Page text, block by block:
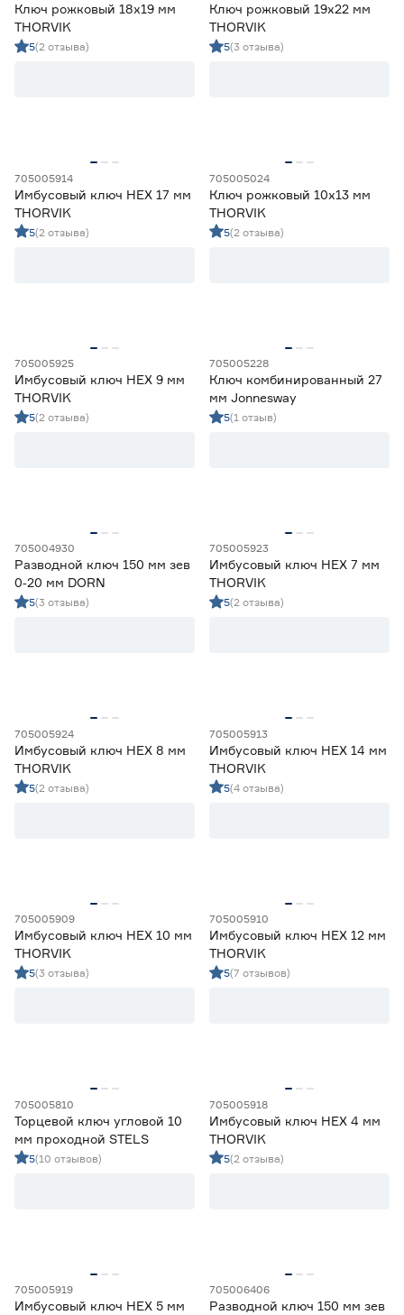
Ключ рожковый 18х19 мм
THORVIK
5(2 отзыва)
Ключ рожковый 19х22 мм
THORVIK
5(3 отзыва)
705005914
Имбусовый ключ HEX 17 мм
THORVIK
5(2 отзыва)
705005024
Ключ рожковый 10х13 мм
THORVIK
5(2 отзыва)
705005925
Имбусовый ключ HEX 9 мм
THORVIK
5(2 отзыва)
705005228
Ключ комбинированный 27
мм Jonnesway
5(1 отзыв)
705004930
Разводной ключ 150 мм зев
0‑20 мм DORN
5(3 отзыва)
705005923
Имбусовый ключ HEX 7 мм
THORVIK
5(2 отзыва)
705005924
Имбусовый ключ HEX 8 мм
THORVIK
5(2 отзыва)
705005913
Имбусовый ключ HEX 14 мм
THORVIK
5(4 отзыва)
705005909
Имбусовый ключ HEX 10 мм
THORVIK
5(3 отзыва)
705005910
Имбусовый ключ HEX 12 мм
THORVIK
5(7 отзывов)
705005810
Торцевой ключ угловой 10
мм проходной STELS
5(10 отзывов)
705005918
Имбусовый ключ HEX 4 мм
THORVIK
5(2 отзыва)
705005919
Имбусовый ключ HEX 5 мм
705006406
Разводной ключ 150 мм зев